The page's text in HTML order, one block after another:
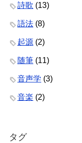
詩歌 (13)
語法 (8)
起源 (2)
随筆 (11)
音声学 (3)
音楽 (2)
タグ